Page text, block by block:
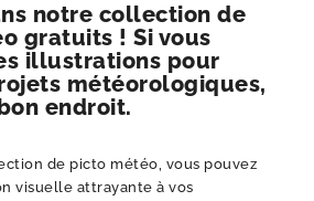
notre collection de
gratuits ! Si vous
illustrations pour
météorologiques,
endroit.
de picto météo, vous pouvez
visuelle attrayante à vos